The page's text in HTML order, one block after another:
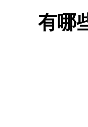
有哪些